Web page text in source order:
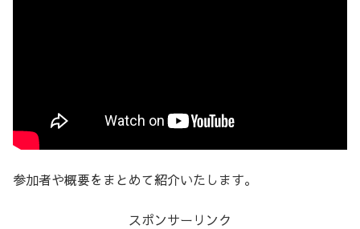
参加者や概要をまとめて紹介いたします。
スポンサーリンク